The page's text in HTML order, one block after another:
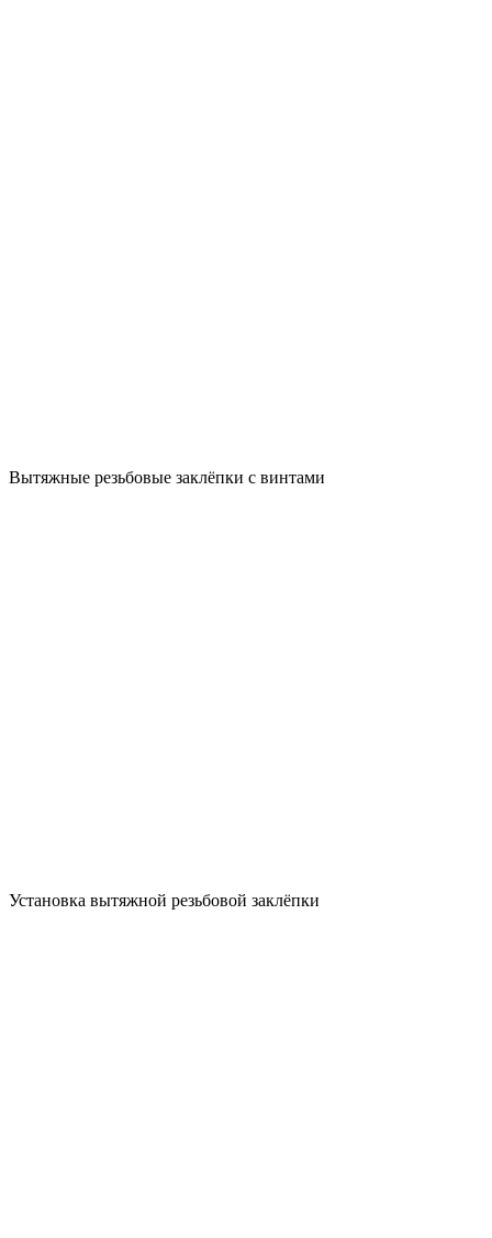
Вытяжные резьбовые заклёпки с винтами
Установка вытяжной резьбовой заклёпки